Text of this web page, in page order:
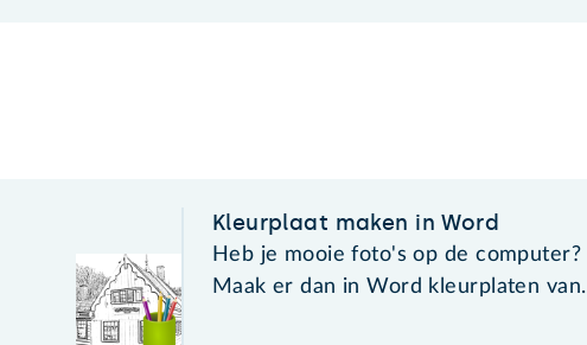
Kleurplaat maken in Word
Heb je mooie foto's op de computer?
Maak er dan in Word kleurplaten van.